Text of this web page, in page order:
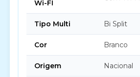
Wi-FI
Tipo Multi Bi Split
Cor Branco
Origem Nacional